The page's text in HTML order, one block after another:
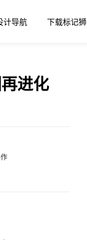
计导航 下载标记狮
进化